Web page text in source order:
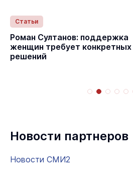
Статьи
Роман Султанов: поддержка
женщин требует конкретных
решений
Новости партнеров
Новости СМИ2